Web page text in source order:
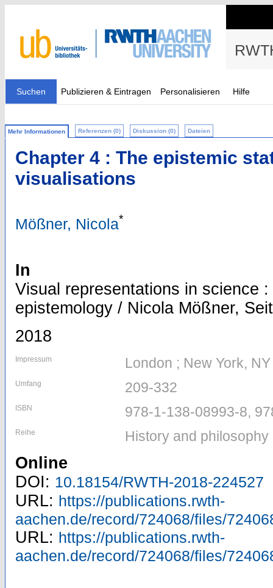
Suchen Publizieren & Eintragen Personalisieren Hilfe
Mehr Informationen Referenzen (0) Diskussion (0) Dateien
Chapter 4 : The epistemic
visualisations
Mößner, Nicola*
In
Visual representations in science
epistemology / Nicola Mößner,
2018
Impressum London ; New York,
Umfang 209-332
ISBN 978-1-138-08993-8,
Reihe History and
Online
DOI: 10.18154/RWTH-2018-224527
URL: https://publications.rwth-
aachen.de/record/724068/files/
URL: https://publications.rwth-
aachen.de/record/724068/files/